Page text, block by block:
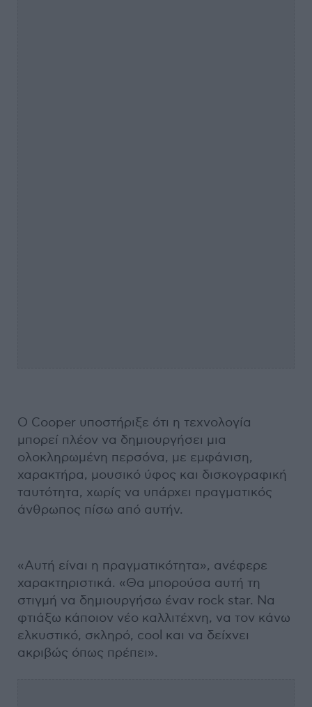
Ο Cooper υποστήριξε ότι η τεχνολογία
μπορεί πλέον να δημιουργήσει μια
ολοκληρωμένη περσόνα, με εμφάνιση,
χαρακτήρα, μουσικό ύφος και δισκογραφική
ταυτότητα, χωρίς να υπάρχει πραγματικός
άνθρωπος πίσω από αυτήν.
«Αυτή είναι η πραγματικότητα», ανέφερε
χαρακτηριστικά. «Θα μπορούσα αυτή τη
στιγμή να δημιουργήσω έναν rock star. Να
φτιάξω κάποιον νέο καλλιτέχνη, να τον κάνω
ελκυστικό, σκληρό, cool και να δείχνει
ακριβώς όπως πρέπει».